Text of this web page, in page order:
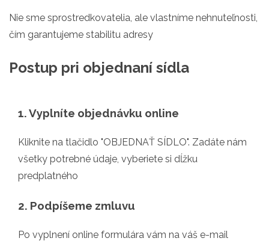
Nie sme sprostredkovatelia, ale vlastníme nehnuteľnosti,
čím garantujeme stabilitu adresy
Postup pri objednaní sídla
1. Vyplníte objednávku online
Kliknite na tlačidlo "OBJEDNAŤ SÍDLO". Zadáte nám
všetky potrebné údaje, vyberiete si dĺžku
predplatného
2. Podpíšeme zmluvu
Po vyplnení online formulára vám na váš e-mail